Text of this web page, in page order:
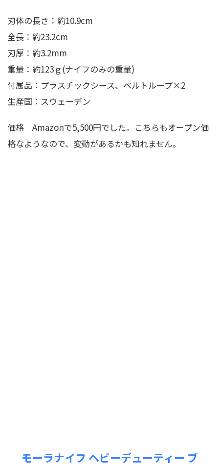
刃体の長さ：約10.9cm
全長：約23.2cm
刃厚：約3.2mm
重量：約123ｇ(ナイフのみの重量)
付属品：プラスチックシース、ベルトループ×2
生産国：スウェーデン
価格 Amazonで5,500円でした。こちらもオープン価
格なようなので、変動があるかも知れません。
モーラナイフ ヘビーデューティー ブ